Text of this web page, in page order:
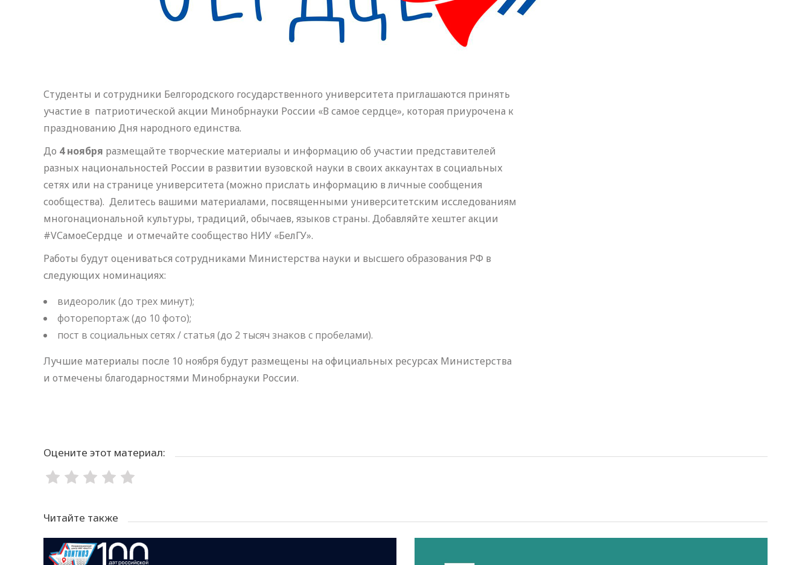
Студенты и сотрудники Белгородского государственного университета приглашаются принять
участие в патриотической акции Минобрнауки России «В самое сердце», которая приурочена к
празднованию Дня народного единства.
До 4 ноября размещайте творческие материалы и информацию об участии представителей
разных национальностей России в развитии вузовской науки в своих аккаунтах в социальных
сетях или на странице университета (можно прислать информацию в личные сообщения
сообщества). Делитесь вашими материалами, посвященными университетским исследованиям
многонациональной культуры, традиций, обычаев, языков страны. Добавляйте хештег акции
#VСамоеСердце и отмечайте сообщество НИУ «БелГУ».
Работы будут оцениваться сотрудниками Министерства науки и высшего образования РФ в
следующих номинациях:
видеоролик (до трех минут);
фоторепортаж (до 10 фото);
пост в социальных сетях / статья (до 2 тысяч знаков с пробелами).
Лучшие материалы после 10 ноября будут размещены на официальных ресурсах Министерства
и отмечены благодарностями Минобрнауки России.
Оцените этот материал:
Читайте также